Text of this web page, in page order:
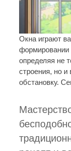
Окна играют
определяя не
строения, но
обстановку.